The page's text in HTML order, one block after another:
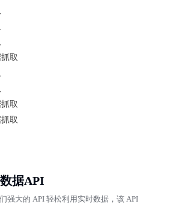
取
取
取
据API
强大的 API 轻松利用实时数据，该 API